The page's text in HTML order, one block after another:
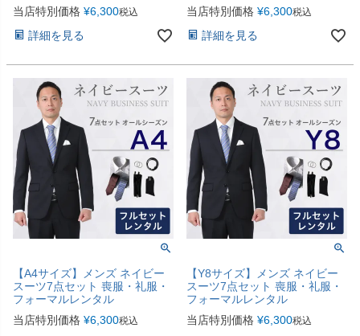
当店特別価格 ¥6,300税込
詳細を見る
当店特別価格 ¥6,300税込
詳細を見る
【A4サイズ】メンズ ネイビー
スーツ7点セット 喪服・礼服・
フォーマルレンタル
当店特別価格 ¥6,300税込
【Y8サイズ】メンズ ネイビー
スーツ7点セット 喪服・礼服・
フォーマルレンタル
当店特別価格 ¥6,300税込